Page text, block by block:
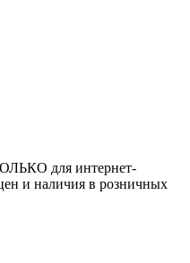
для интернет-
и наличия в розничных